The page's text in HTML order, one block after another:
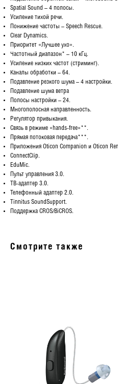
Spatial Sound – 4 полосы.
Усиление тихой речи.
Понижение частоты – Speech Rescue.
Clear Dynamics.
Приоритет «Лучшее ухо».
Частотный диапазон* – 10 кГц.
Усиление низких частот (стриминг).
Каналы обработки – 64.
Подавление резкого шума – 4 настройки.
Подавление шума ветра
Полосы настройки – 24.
Многополосная направленность.
Регулятор привыкания.
Связь в режиме «hands-free»**.
Прямая потоковая передача***.
Приложения Oticon Companion и Oticon
ConnectClip.
EduMic.
Пульт управления 3.0.
ТВ-адаптер 3.0.
Телефонный адаптер 2.0.
Tinnitus SoundSupport.
Поддержка CROS/BiCROS.
Смотрите также